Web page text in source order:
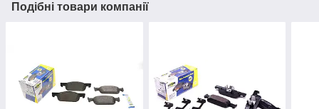
Подібні товари компанії